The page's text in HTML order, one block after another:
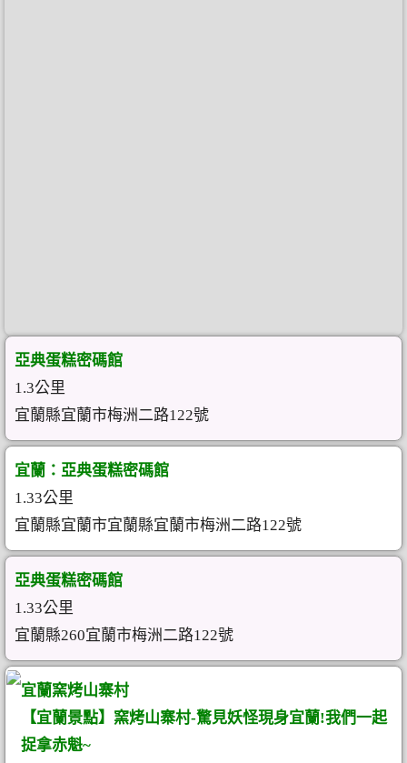
亞典蛋糕密碼館
1.3公里
宜蘭縣宜蘭市梅洲二路122號
宜蘭：亞典蛋糕密碼館
1.33公里
宜蘭縣宜蘭市宜蘭縣宜蘭市梅洲二路122號
亞典蛋糕密碼館
1.33公里
宜蘭縣260宜蘭市梅洲二路122號
宜蘭窯烤山寨村
【宜蘭景點】窯烤山寨村-驚見妖怪現身宜蘭!我們一起
捉拿赤魁~